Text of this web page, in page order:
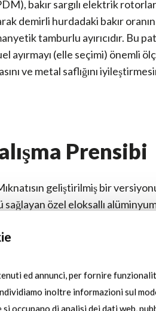
ed annunci, per fornire
inoltre informazioni sul
occupano di analisi dei dati web,
bakır sargılı elektrik
demirli hurdadaki bakır
tamburlu ayırıcıdır. Bu
ayırmayı (elle seçimi) önemli
ve metal saflığını
Prensibi
geliştirilmiş bir
sağlayan özel eloksallı
olarak adlandırılan bakır
sisteme girer.
iki ayrı kanala ayırır: